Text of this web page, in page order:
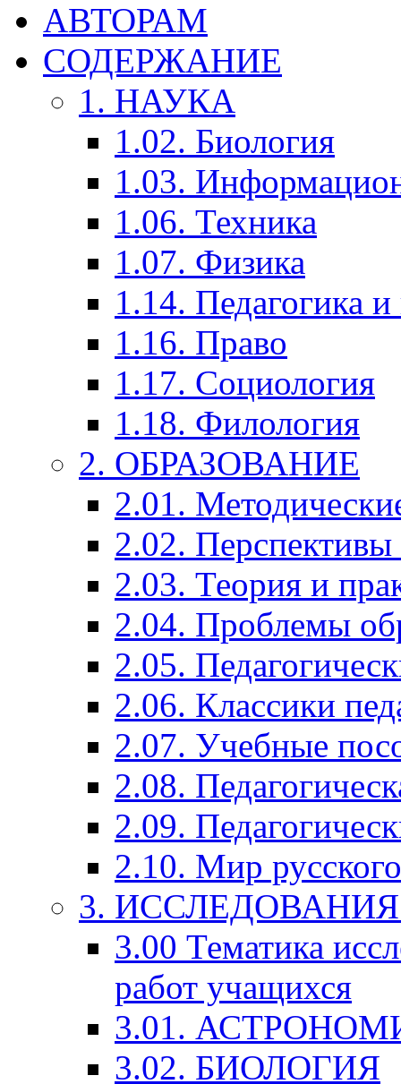
АВТОРАМ
СОДЕРЖАНИЕ
1. НАУКА
1.02. Биология
1.03.
1.06. Техника
1.07. Физика
1.14. Педагогика
1.16. Право
1.17. Социология
1.18. Филология
2. ОБРАЗОВАНИЕ
2.01.
2.02. Перспективы
2.03. Теория и
2.04. Проблемы
2.05.
2.06. Классики
2.07. Учебные
2.08.
2.09.
2.10. Мир
3.
3.00 Тематика
работ учащихся
3.01.
3.02. БИОЛОГИЯ